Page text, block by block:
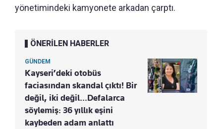
yönetimindeki kamyonete arkadan çarptı.
ÖNERİLEN HABERLER
GÜNDEM
Kayseri’deki otobüs
faciasından skandal çıktı! Bir
değil, iki değil…Defalarca
söylemiş: 36 yıllık eşini
kaybeden adam anlattı